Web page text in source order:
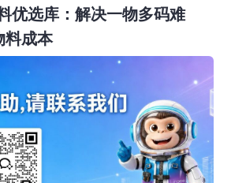
优选库：解决一物多码难
料成本